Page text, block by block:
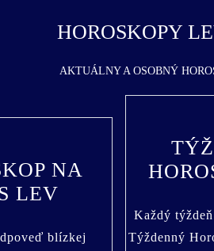
HOROSKOPY
AKTUÁLNY A OSOBNÝ
NA
LEV
blízkej
Každý
Týždenný